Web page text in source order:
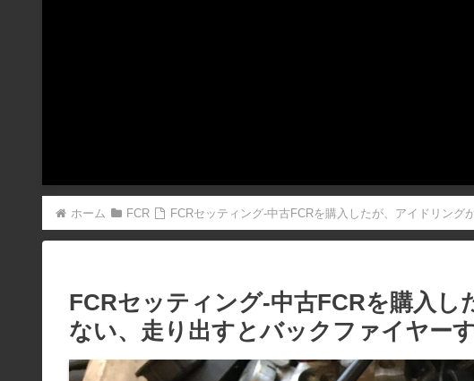
ホーム FCR FCRセッティング-中古FCRを購入したが、アイドリング
FCRセッティング-中古FCRを購入し
ない、走り出すとバックファイヤー